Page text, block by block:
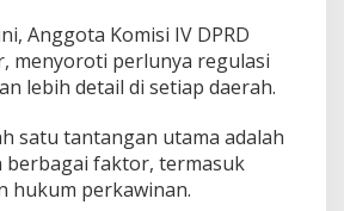
a
t
i
P
e
r
n
Anggota Komisi IV DPRD
menyoroti perlunya regulasi
lebih detail di setiap daerah.
satu tantangan utama adalah
berbagai faktor, termasuk
hukum perkawinan.